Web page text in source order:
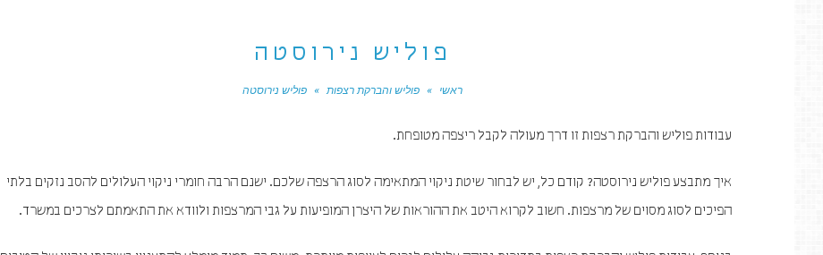
פוליש נירוסטה
ראשי » פוליש והברקת רצפות » פוליש נירוסטה
עבודות פוליש והברקת רצפות זו דרך מעולה לקבל ריצפה מטופחת.
איך מתבצע פוליש נירוסטה? קודם כל, יש לבחור שיטת ניקוי המתאימה לסוג הרצפה שלכם. ישנם הרבה חומרי ניקוי העלולים להסב נזקים בלתי
הפיכים לסוג מסוים של מרצפות. חשוב לקרוא היטב את ההוראות של היצרן המופיעות על גבי המרצפות ולוודא את התאמתם לצרכים במשרד.